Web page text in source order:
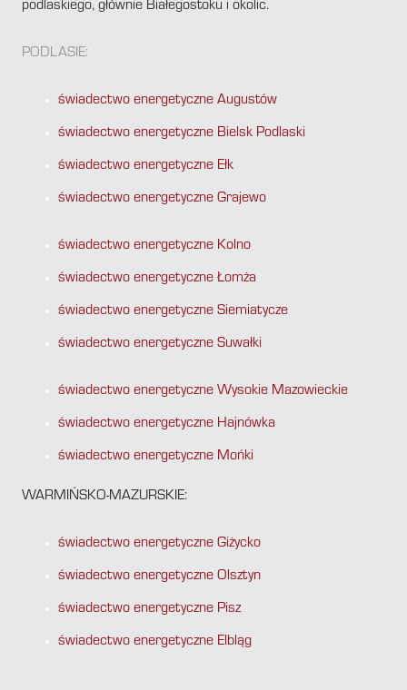
podlaskiego, głównie Białegostoku i okolic.
PODLASIE:
świadectwo energetyczne Augustów
świadectwo energetyczne Bielsk Podlaski
świadectwo energetyczne Ełk
świadectwo energetyczne Grajewo
świadectwo energetyczne Kolno
świadectwo energetyczne Łomża
świadectwo energetyczne Siemiatycze
świadectwo energetyczne Suwałki
świadectwo energetyczne Wysokie Mazowieckie
świadectwo energetyczne Hajnówka
świadectwo energetyczne Mońki
WARMIŃSKO-MAZURSKIE:
świadectwo energetyczne Giżycko
świadectwo energetyczne Olsztyn
świadectwo energetyczne Pisz
świadectwo energetyczne Elbląg